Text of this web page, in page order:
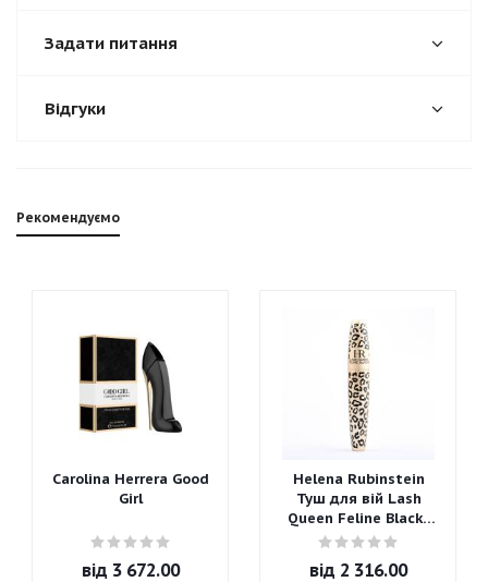
Задати питання
Відгуки
Рекомендуємо
Carolina Herrera Good
Girl
від 3 672.00
Helena Rubinstein
Туш для вій Lash
Queen Feline Blacks
Mascara
від 2 316.00